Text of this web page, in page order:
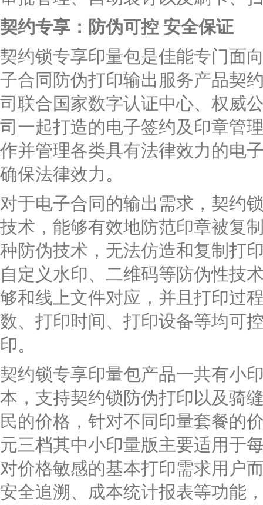
契约专享：防伪可控 安全保证
契约锁专享印量包是佳能专门面
子合同防伪打印输出服务产品契
司联合国家数字认证中心、权威
司一起打造的电子签约及印章管
作并管理各类具有法律效力的电
确保法律效力。
对于电子合同的输出需求，契约
技术，能够有效地防范印章被复
种防伪技术，无法仿造和复制打
自定义水印、二维码等防伪性技
够和线上文件对应，并且打印过
数、打印时间、打印设备等均可
印。
契约锁专享印量包产品一共有小
本，支持契约锁防伪打印以及骑
民的价格，针对不同印量套餐的
元三档其中小印量版主要适用于
对价格敏感的基本打印需求用户
安全追溯、成本统计报表等功能